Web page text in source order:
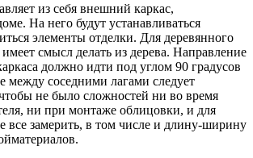
из себя внешний каркас,
На него будут устанавливаться
элементы отделки. Для деревянного
смысл делать из дерева. Направление
должно идти под углом 90 градусов
между соседними лагами следует
не было сложностей ни во время
ни при монтаже облицовки, и для
все замерить, в том числе и длину-ширину